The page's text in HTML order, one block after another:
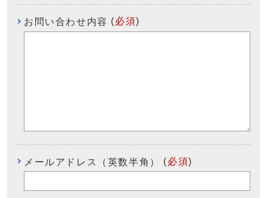
お問い合わせ内容 (必須)
メールアドレス（英数半角） (必須)